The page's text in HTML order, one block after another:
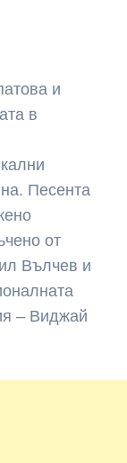
и
в
Песента
от
Вълчев и
– Виджай